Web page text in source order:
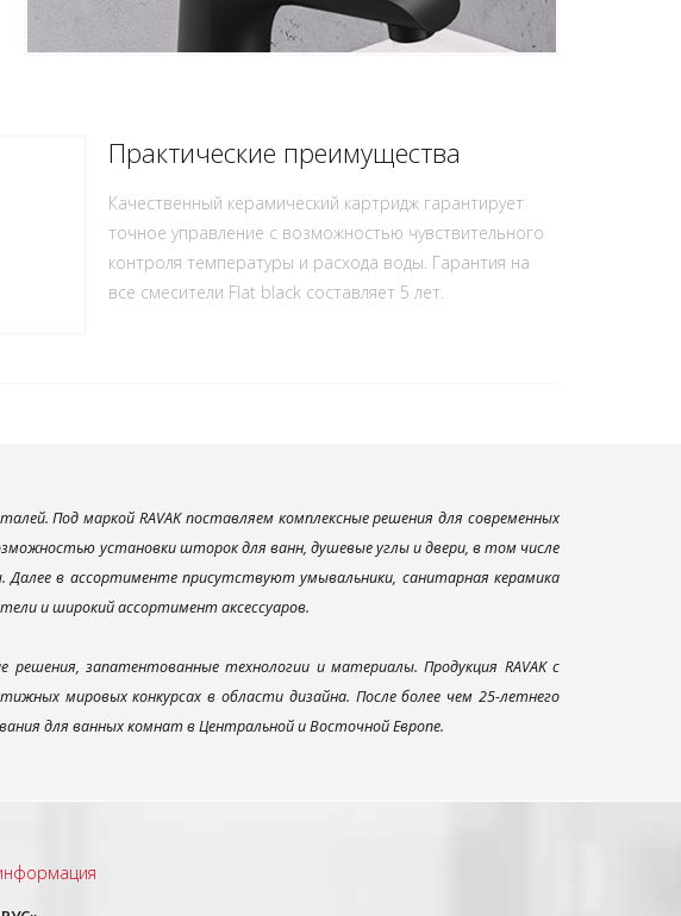
Практические преимущества
Качественный керамический картридж гарантирует
точное управление с возможностью чувствительного
контроля температуры и расхода воды. Гарантия на
все смесители Flat black составляет 5 лет.
Под маркой RAVAK поставляем комплексные решения для современных
установки шторок для ванн, душевые углы и двери, в том числе
в ассортименте присутствуют умывальники, санитарная керамика
и широкий ассортимент аксессуаров.
запатентованные технологии и материалы. Продукция RAVAK с
мировых конкурсах в области дизайна. После более чем 25-летнего
для ванных комнат в Центральной и Восточной Европе.